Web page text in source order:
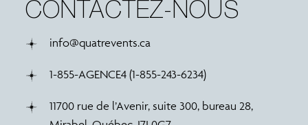
CONTACTEZ-NOUS
info@quatrevents.ca
1-855-AGENCE4 (1-855-243-6234)
11700 rue de l’Avenir, suite 300, bureau 28,